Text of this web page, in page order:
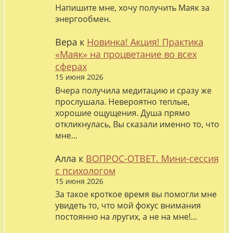
Напишите мне, хочу получить Маяк за
энергообмен.
Вера к Новинка! Акция! Практика
«Маяк» на процветание во всех
сферах
15 июня 2026
Вчера получила медитацию и сразу же
прослушала. Невероятно теплые,
хорошие ощущения. Душа прямо
откликнулась, Вы сказали именно то, что
мне…
Алла к ВОПРОС-ОТВЕТ. Мини-сессия
с психологом
15 июня 2026
За такое кроткое время вы помогли мне
увидеть то, что мой фокус внимания
постоянно на лругих, а не на мне!…